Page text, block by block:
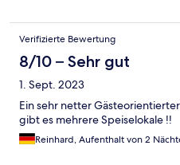
Verifizierte Bewertung
8/10 – Sehr gut
1. Sept. 2023
Ein sehr netter
gibt es mehrere Speiselokale !!
Reinhard, Aufenthalt von 2